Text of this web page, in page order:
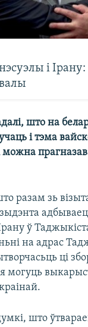
і
што на
і тэма
можна
разам зь
ў
на адрас
ці
могуць
што